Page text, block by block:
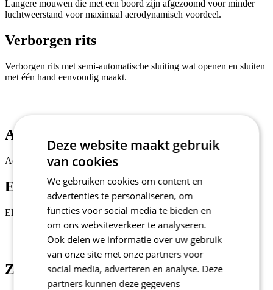
Verborgen rits met semi-automatische sluiting wat openen en sluiten
Active naden
Elastische tailleband
Elastische tailleband van siliconen om opkruipen te voorkomen.
Zak met drie vakken
De shirt is voorzien van het LoadLock-systeem, dat de achterzakken
stabiel houdt. Dankzij de versterkte constructie voorkomt dit
systeem dat ze doorhangen wanneer ze volledig gevuld zijn.
Deze website maakt gebruik
van cookies
We gebruiken cookies om content en
advertenties te personaliseren, om
functies voor social media te bieden en
om ons websiteverkeer te analyseren.
Ook delen we informatie over uw gebruik
van onze site met onze partners voor
social media, adverteren en analyse. Deze
partners kunnen deze gegevens